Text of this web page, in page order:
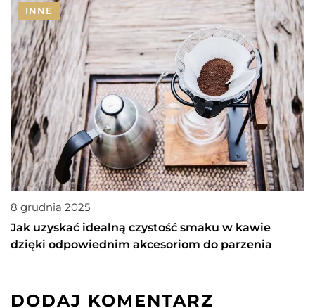
INNE
8 grudnia 2025
Jak uzyskać idealną czystość smaku w kawie
dzięki odpowiednim akcesoriom do parzenia
DODAJ KOMENTARZ